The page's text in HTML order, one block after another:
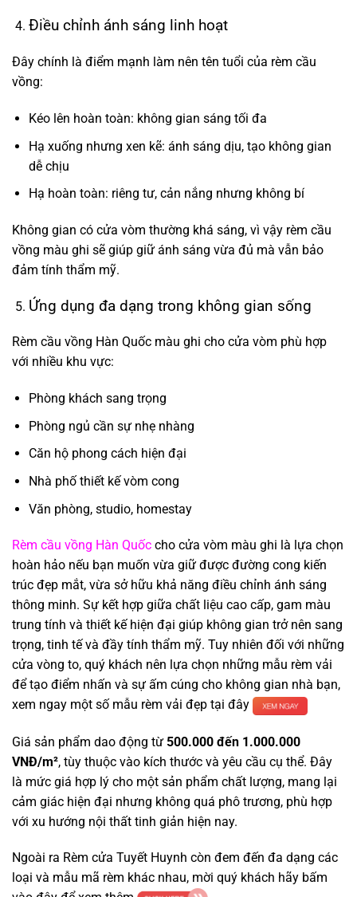
Điều chỉnh ánh sáng linh hoạt
Đây chính là điểm mạnh làm nên tên tuổi của rèm cầu
vồng:
Kéo lên hoàn toàn: không gian sáng tối đa
Hạ xuống nhưng xen kẽ: ánh sáng dịu, tạo không gian
dễ chịu
Hạ hoàn toàn: riêng tư, cản nắng nhưng không bí
Không gian có cửa vòm thường khá sáng, vì vậy rèm cầu
vồng màu ghi sẽ giúp giữ ánh sáng vừa đủ mà vẫn bảo
đảm tính thẩm mỹ.
Ứng dụng đa dạng trong không gian sống
Rèm cầu vồng Hàn Quốc màu ghi cho cửa vòm phù hợp
với nhiều khu vực:
Phòng khách sang trọng
Phòng ngủ cần sự nhẹ nhàng
Căn hộ phong cách hiện đại
Nhà phố thiết kế vòm cong
Văn phòng, studio, homestay
Rèm cầu vồng Hàn Quốc cho cửa vòm màu ghi là lựa chọn
hoàn hảo nếu bạn muốn vừa giữ được đường cong kiến
trúc đẹp mắt, vừa sở hữu khả năng điều chỉnh ánh sáng
thông minh. Sự kết hợp giữa chất liệu cao cấp, gam màu
trung tính và thiết kế hiện đại giúp không gian trở nên sang
trọng, tinh tế và đầy tính thẩm mỹ. Tuy nhiên đối với những
cửa vòng to, quý khách nên lựa chọn những mẫu rèm vải
để tạo điểm nhấn và sự ấm cúng cho không gian nhà bạn,
xem ngay một số mẫu rèm vải đẹp tại đây
Giá sản phẩm dao động từ 500.000 đến 1.000.000
VNĐ/m², tùy thuộc vào kích thước và yêu cầu cụ thể. Đây
là mức giá hợp lý cho một sản phẩm chất lượng, mang lại
cảm giác hiện đại nhưng không quá phô trương, phù hợp
với xu hướng nội thất tinh giản hiện nay.
Ngoài ra Rèm cửa Tuyết Huynh còn đem đến đa dạng các
loại và mẫu mã rèm khác nhau, mời quý khách hãy bấm